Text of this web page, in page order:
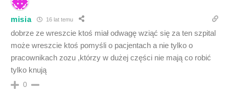
misia 16 lat temu
dobrze ze wreszcie ktoś miał odwagę wziąć się za ten szpital
może wreszcie ktoś pomyśli o pacjentach a nie tylko o
pracownikach zozu ,którzy w dużej części nie mają co robić
tylko knują
0